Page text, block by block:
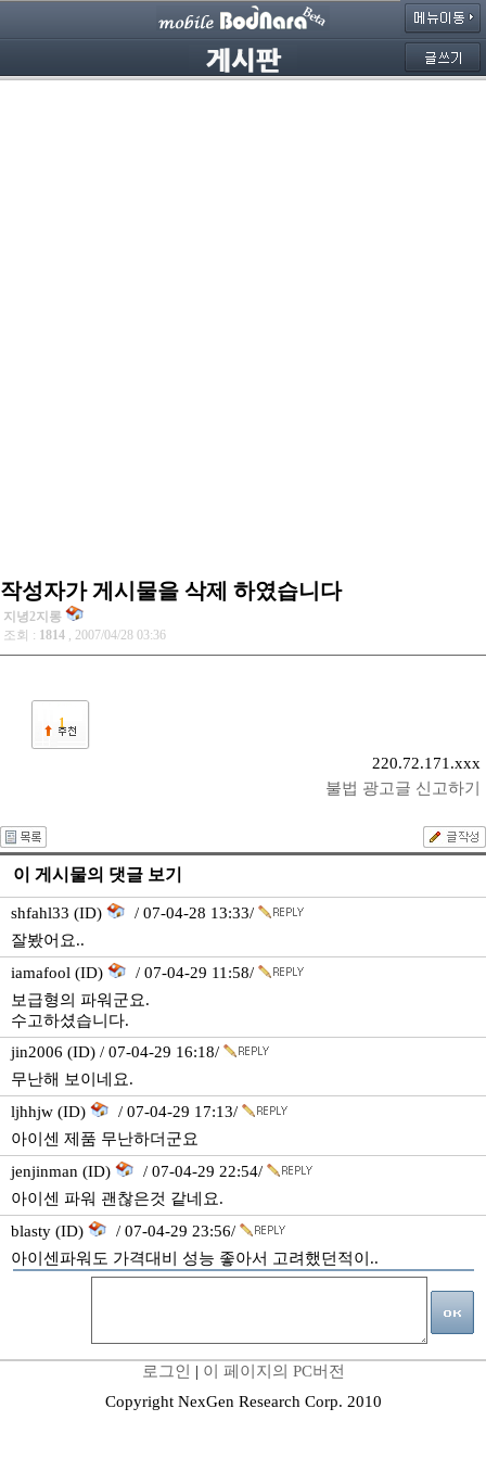
작성자가 게시물을 삭제 하였습니다
지녕2지롱
조회 : 1814 , 2007/04/28 03:36
1
220.72.171.xxx
불법 광고글 신고하기
이 게시물의 댓글 보기
shfahl33 (ID)
/ 07-04-28 13:33/
잘봤어요..
iamafool (ID)
/ 07-04-29 11:58/
보급형의 파워군요.
수고하셨습니다.
jin2006 (ID) / 07-04-29 16:18/
무난해 보이네요.
ljhhjw (ID)
/ 07-04-29 17:13/
아이센 제품 무난하더군요
jenjinman (ID)
/ 07-04-29 22:54/
아이센 파워 괜찮은것 같네요.
blasty (ID)
/ 07-04-29 23:56/
아이센파워도 가격대비 성능 좋아서 고려했던적이..
로그인 | 이 페이지의 PC버전
Copyright NexGen Research Corp. 2010